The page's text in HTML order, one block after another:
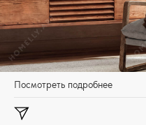
Посмотреть подробнее